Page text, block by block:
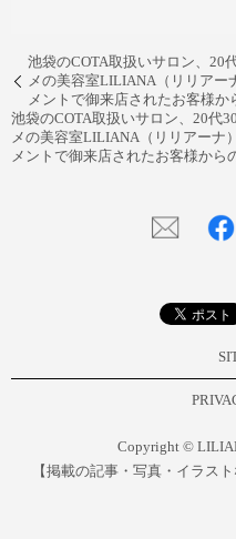
池袋のCOTA取扱いサロン、20
メの美容室LILIANA（リリア
メントで御来店されたお客様
池袋のCOTA取扱いサロン、20代
メの美容室LILIANA（リリアーナ
メントで御来店されたお客様から
Copyright ©
【掲載の記事・写真・イラス